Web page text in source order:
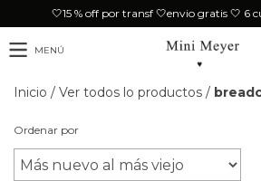
🤍15 % off por transf 🤍envio gratis 🤍 6
MENÚ
Inicio / Ver todos lo productos /
Ordenar por